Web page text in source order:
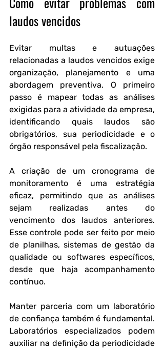
laudos vencidos
Evitar multas e autuações
relacionadas a laudos vencidos exige
organização, planejamento e uma
abordagem preventiva. O primeiro
passo é mapear todas as análises
exigidas para a atividade da empresa,
identificando quais laudos são
obrigatórios, sua periodicidade e o
órgão responsável pela fiscalização.
A criação de um cronograma de
monitoramento é uma estratégia
eficaz, permitindo que as análises
sejam realizadas antes do
vencimento dos laudos anteriores.
Esse controle pode ser feito por meio
de planilhas, sistemas de gestão da
qualidade ou softwares específicos,
desde que haja acompanhamento
contínuo.
Manter parceria com um laboratório
de confiança também é fundamental.
Laboratórios especializados podem
auxiliar na definição da periodicidade